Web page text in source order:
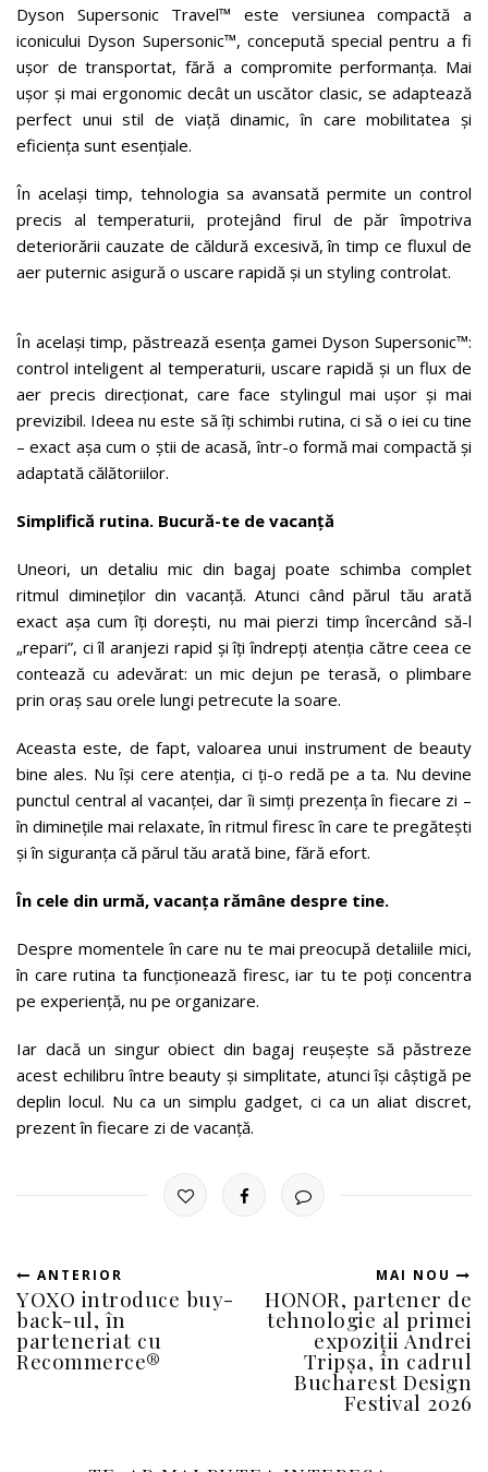
Dyson Supersonic Travel™ este versiunea compactă a
iconicului Dyson Supersonic™, concepută special pentru a fi
ușor de transportat, fără a compromite performanța. Mai
ușor și mai ergonomic decât un uscător clasic, se adaptează
perfect unui stil de viață dinamic, în care mobilitatea și
eficiența sunt esențiale.
În același timp, tehnologia sa avansată permite un control
precis al temperaturii, protejând firul de păr împotriva
deteriorării cauzate de căldură excesivă, în timp ce fluxul de
aer puternic asigură o uscare rapidă și un styling controlat.
În același timp, păstrează esența gamei Dyson Supersonic™:
control inteligent al temperaturii, uscare rapidă și un flux de
aer precis direcționat, care face stylingul mai ușor și mai
previzibil. Ideea nu este să îți schimbi rutina, ci să o iei cu tine
– exact așa cum o știi de acasă, într-o formă mai compactă și
adaptată călătoriilor.
Simplifică rutina. Bucură-te de vacanță
Uneori, un detaliu mic din bagaj poate schimba complet
ritmul dimineților din vacanță. Atunci când părul tău arată
exact așa cum îți dorești, nu mai pierzi timp încercând să-l
„repari”, ci îl aranjezi rapid și îți îndrepți atenția către ceea ce
contează cu adevărat: un mic dejun pe terasă, o plimbare
prin oraș sau orele lungi petrecute la soare.
Aceasta este, de fapt, valoarea unui instrument de beauty
bine ales. Nu își cere atenția, ci ți-o redă pe a ta. Nu devine
punctul central al vacanței, dar îi simți prezența în fiecare zi –
în diminețile mai relaxate, în ritmul firesc în care te pregătești
și în siguranța că părul tău arată bine, fără efort.
În cele din urmă, vacanța rămâne despre tine.
Despre momentele în care nu te mai preocupă detaliile mici,
în care rutina ta funcționează firesc, iar tu te poți concentra
pe experiență, nu pe organizare.
Iar dacă un singur obiect din bagaj reușește să păstreze
acest echilibru între beauty și simplitate, atunci își câștigă pe
deplin locul. Nu ca un simplu gadget, ci ca un aliat discret,
prezent în fiecare zi de vacanță.
ANTERIOR
YOXO introduce buy-
back-ul, în
parteneriat cu
Recommerce®
MAI NOU
HONOR, partener de
tehnologie al primei
expoziții Andrei
Tripșa, în cadrul
Bucharest Design
Festival 2026